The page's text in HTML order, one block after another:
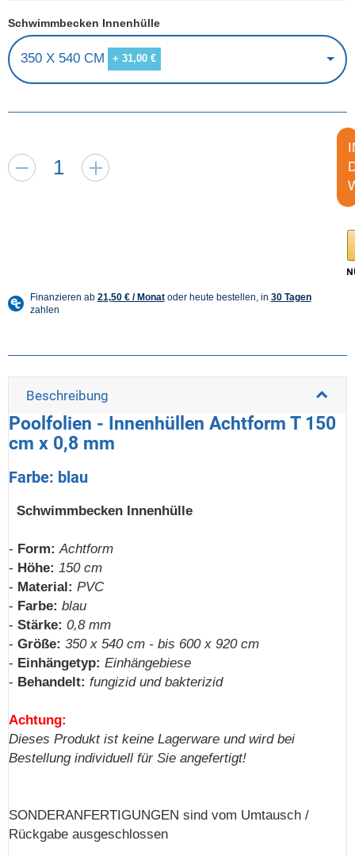
Schwimmbecken Innenhülle
350 X 540 CM + 31,00 €
Beschreibung
Poolfolien - Innenhüllen Achtform T 150
cm x 0,8 mm
Farbe: blau
Schwimmbecken Innenhülle
- Form: Achtform
- Höhe: 150 cm
- Material: PVC
- Farbe: blau
- Stärke: 0,8 mm
- Größe: 350 x 540 cm - bis 600 x 920 cm
- Einhängetyp: Einhängebiese
- Behandelt: fungizid und bakterizid
Achtung:
Dieses Produkt ist keine Lagerware und wird bei
Bestellung individuell für Sie angefertigt!
SONDERANFERTIGUNGEN sind vom Umtausch /
Rückgabe ausgeschlossen